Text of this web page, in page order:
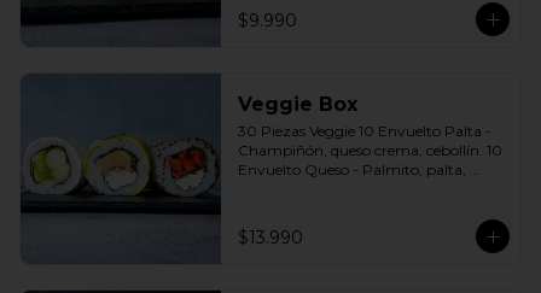
palitos
$9.990
Veggie Box
30 Piezas Veggie 10 Envuelto Palta -
Champiñón, queso crema, cebollín. 10
Envuelto Queso - Palmito, palta,
Incluye: 3 Salsas a elección soya o
agridulce Bless + 2 palitos
$13.990